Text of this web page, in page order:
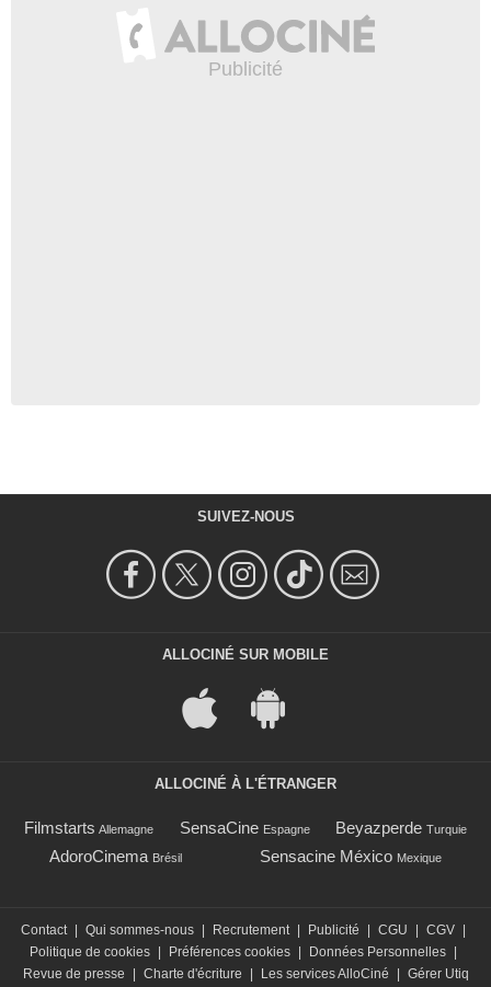
SUIVEZ-NOUS
ALLOCINÉ SUR MOBILE
ALLOCINÉ À L'ÉTRANGER
Filmstarts Allemagne SensaCine Espagne Beyazperde Turquie
AdoroCinema Brésil Sensacine México Mexique
Contact | Qui sommes-nous | Recrutement | Publicité | CGU | CGV |
Politique de cookies | Préférences cookies | Données Personnelles |
Revue de presse
| Charte d'écriture | Les services AlloCiné | Gérer Utiq